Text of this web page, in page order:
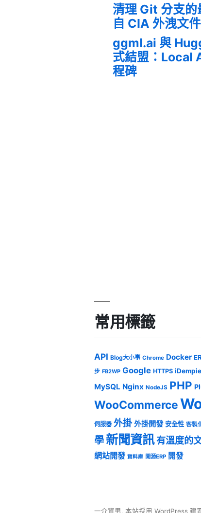
清理 Git 分支的
自 CIA 外洩文
ggml.ai 與
式結盟：Local
程碑
常用標籤
API Blog大小事 Chrome Docker
步 FB2WP Google HTTPS
MySQL Nginx NodeJS PHP
WooCommerce
伺服器 外掛 外掛開發 安全性 客製
學 新聞資訊有溫度的
網站開發 資料庫 開源ERP 開發
一介資男,本站採用 WordPress 建